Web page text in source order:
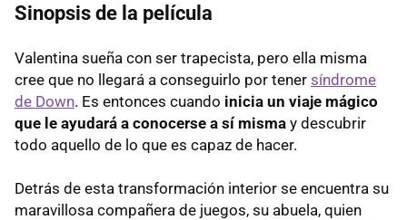
Sinopsis de la película
Valentina sueña con ser trapecista, pero ella misma
cree que no llegará a conseguirlo por tener síndrome
de Down. Es entonces cuando inicia un viaje mágico
que le ayudará a conocerse a sí misma y descubrir
todo aquello de lo que es capaz de hacer.
Detrás de esta transformación interior se encuentra su
maravillosa compañera de juegos, su abuela, quien